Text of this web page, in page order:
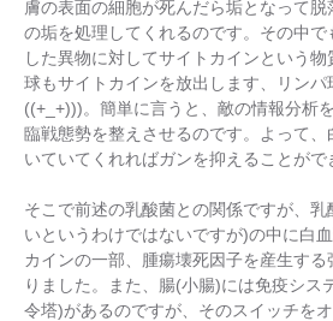
膚の表面の細胞が死んだら垢となって
の垢を処理してくれるのです。その中
した異物に対してサイトカインという
球もサイトカインを放出します、リン
((+_+)))。簡単に言うと、敵の情報分析
臨戦態勢を整えさせるのです。よって
いていてくれればガンを抑えることがで
そこで前述の乳酸菌との関係ですが、
いというわけではないですが)の中に白
カインの一部、腫瘍壊死因子を産生す
りました。また、腸(小腸)には免疫シス
令塔)があるのですが、そのスイッチを